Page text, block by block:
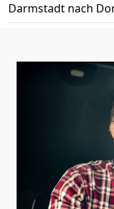
Darmstadt nach